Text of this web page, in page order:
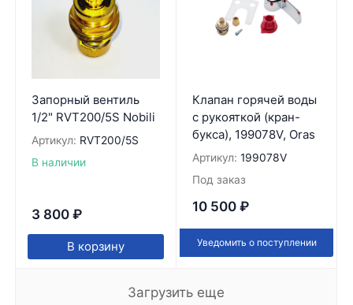
Запорный вентиль
1/2" RVT200/5S Nobili
Артикул: RVT200/5S
В наличии
3 800 ₽
В корзину
Клапан горячей воды
с рукояткой (кран-
букса), 199078V, Oras
Артикул: 199078V
Под заказ
10 500 ₽
Уведомить о поступлении
Загрузить еще